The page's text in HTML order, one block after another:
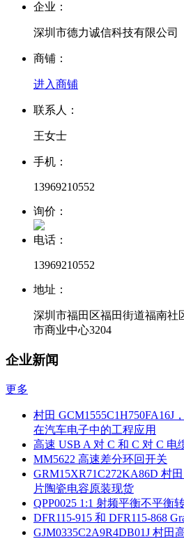
企业：
深圳市德力诚信科技有限公司
商铺：
进入商铺
联系人：
王女士
手机：
13969210552
询价：
电话：
13969210552
地址：
深圳市福田区福田街道福南社
市商业中心3204
企业新闻
更多
村田 GCM1555C1H750FA16J
在汽车电子中的工程应用
高速 USB A 对 C 和 C 对 C 电
MM5622 高速差分环回开关
GRM15XR71C272KA86D 村
片陶瓷电容原装现货
QPP0025 1:1 射频平衡不平衡
DFR115-915 和 DFR115-868
GJM0335C2A9R4DB01J 村田